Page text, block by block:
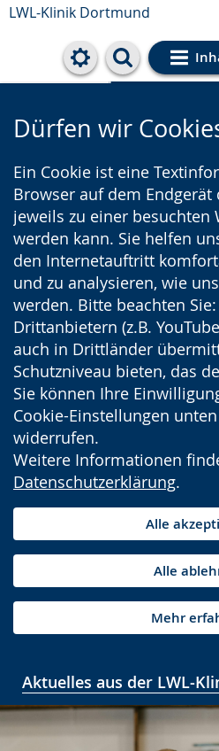
LWL-Klinik Dortmund
Cookie-
Dürfen wir
Ein Cookie ist eine
Browser auf dem Endgerät
jeweils zu einer besuchten
werden kann. Sie helfen
den Internetauftritt
und zu analysieren, wie
werden. Bitte beachten
Drittanbietern (z.B.
auch in Drittländer
Schutzniveau bieten, das
Sie können Ihre
Cookie-Einstellungen
widerrufen.
Weitere Informationen
Datenschutzerklärung.
Alle
Alle
Mehr
Aktuelles aus der LWL-